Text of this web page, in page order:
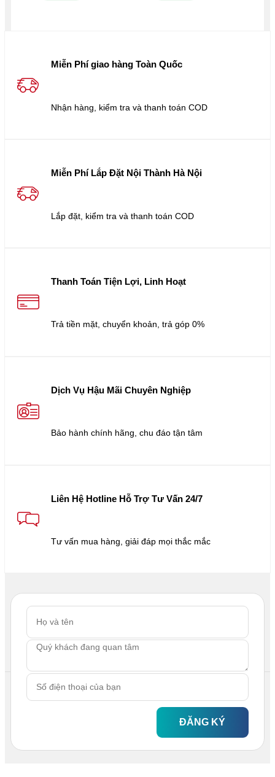
Miễn Phí giao hàng Toàn Quốc
Nhận hàng, kiểm tra và thanh toán COD
Miễn Phí Lắp Đặt Nội Thành Hà Nội
Lắp đặt, kiểm tra và thanh toán COD
Thanh Toán Tiện Lợi, Linh Hoạt
Trả tiền mặt, chuyển khoản, trả góp 0%
Dịch Vụ Hậu Mãi Chuyên Nghiệp
Bảo hành chính hãng, chu đáo tận tâm
Liên Hệ Hotline Hỗ Trợ Tư Vấn 24/7
Tư vấn mua hàng, giải đáp mọi thắc mắc
ĐĂNG KÝ